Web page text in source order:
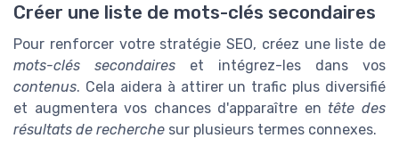
Créer une liste de mots-clés secondaires
Pour renforcer votre stratégie SEO, créez une liste de
mots-clés secondaires et intégrez-les dans vos
contenus. Cela aidera à attirer un trafic plus diversifié
et augmentera vos chances d'apparaître en tête des
résultats de recherche sur plusieurs termes connexes.